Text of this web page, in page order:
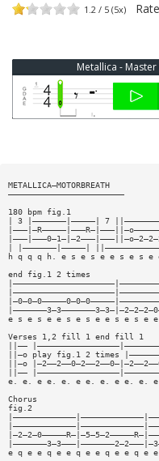
1.2 / 5 (5x)
Metallica - Master
METALLICA—MOTORBREATH
————————————————————————
180 bpm fig.1
| 3 |———————|—————| 7
| |———————|—————|
h q q q h. e s e s e e s e s e
end fig.1 2 times
e s e s e e s e s e e s e s e
Verses 1,2 fill 1 end fill 1
||——
||—o play fig.1 2 times
||—o
||——
e. e. e e. e. e e. e. e e. e. e
Chorus
fig.2
e q e e q e e q e e q e e q e